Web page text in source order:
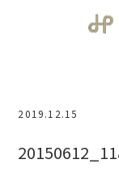
2019.12.15